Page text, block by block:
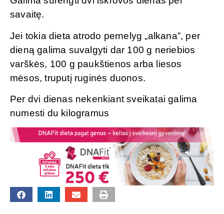
savaitę.
Jei tokia dieta atrodo pernelyg „alkana”, per
dieną galima suvalgyti dar 100 g neriebios
varškės, 100 g paukštienos arba liesos
mėsos, truputį ruginės duonos.
Per dvi dienas nekenkiant sveikatai galima
numesti du kilogramus